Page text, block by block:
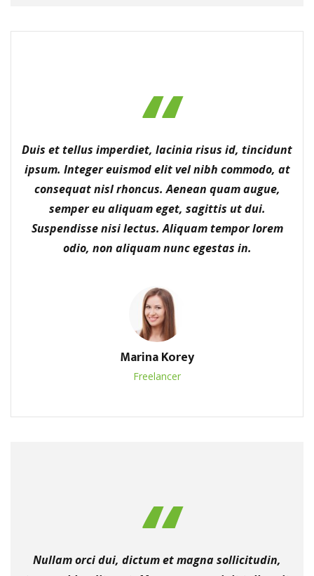
Duis et tellus imperdiet, lacinia risus id, tincidunt
ipsum. Integer euismod elit vel nibh commodo, at
consequat nisl rhoncus. Aenean quam augue,
semper eu aliquam eget, sagittis ut dui.
Suspendisse nisi lectus. Aliquam tempor lorem
odio, non aliquam nunc egestas in.
Marina Korey
Freelancer
Nullam orci dui, dictum et magna sollicitudin,